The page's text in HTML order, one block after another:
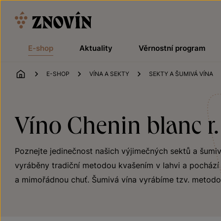
E-shop Aktuality Věrnostní program
ÚVOD
E-SHOP VÍNA A SEKTY SEKTY A ŠUMIVÁ VÍNA
Víno Chenin blanc
Poznejte jedinečnost našich výjimečných sektů a
vyráběny tradiční metodou kvašením v lahvi a
a mimořádnou chuť. Šumivá vína vyrábíme tzv.